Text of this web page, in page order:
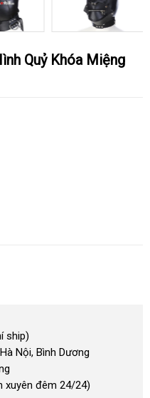
ship)
Nội, Bình Dương
xuyên đêm 24/24)